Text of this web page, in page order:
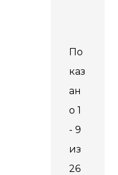
По
каз
ан
о 1
- 9
из
26